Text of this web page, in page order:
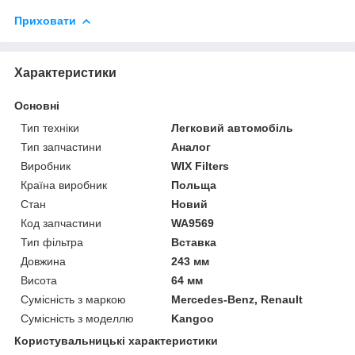
Приховати
Характеристики
Основні
Тип техніки
Легковий автомобіль
Тип запчастини
Аналог
Виробник
WIX Filters
Країна виробник
Польща
Стан
Новий
Код запчастини
WA9569
Тип фільтра
Вставка
Довжина
243 мм
Висота
64 мм
Сумісність з маркою
Mercedes-Benz, Renault
Сумісність з моделлю
Kangoo
Користувальницькі характеристики